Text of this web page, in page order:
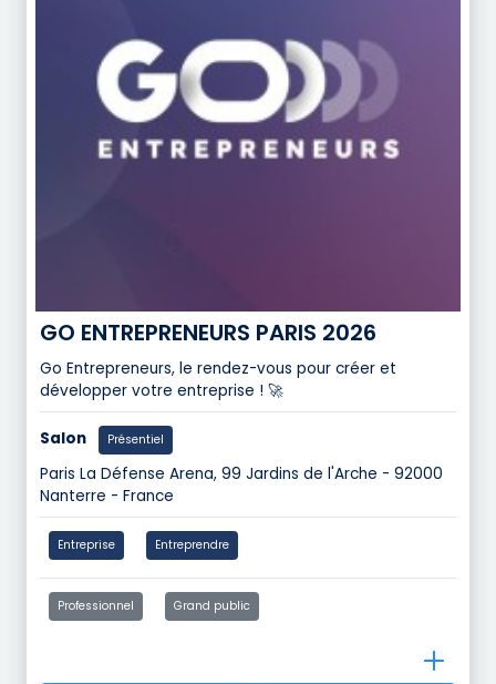
GO ENTREPRENEURS PARIS 2026
Go Entrepreneurs, le rendez-vous pour créer et
développer votre entreprise ! 🚀
Salon Présentiel
Paris La Défense Arena, 99 Jardins de l'Arche - 92000
Nanterre - France
Entreprise Entreprendre
Professionnel Grand public